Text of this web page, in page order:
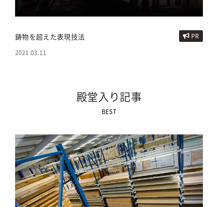
鋳物を超えた表現技法
PR
2021.03.11
殿堂入り記事
BEST